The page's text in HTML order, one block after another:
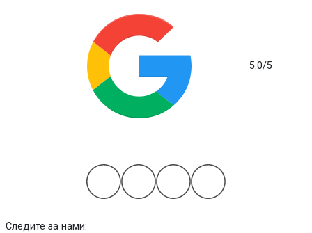
5.0/5
Следите за нами: